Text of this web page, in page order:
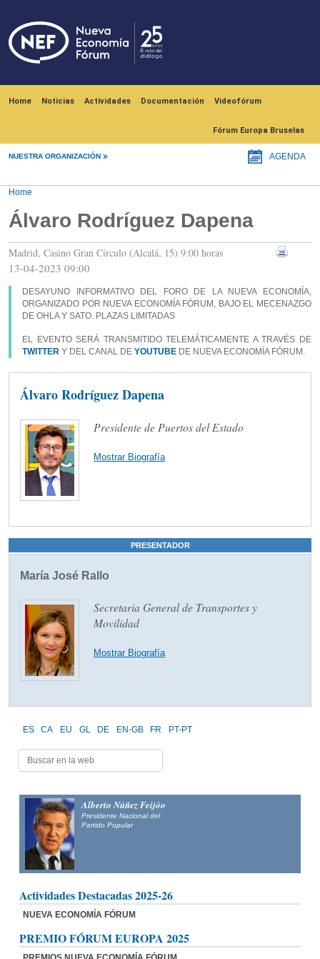
Home Noticias Actividades Documentación Videofórum
Fórum Europa Bruselas
NUESTRA ORGANIZACIÓN AGENDA
Home
Álvaro Rodríguez Dapena
Madrid, Casino Gran Círculo (Alcalá, 15) 9:00 horas
13-04-2023 09:00
DESAYUNO INFORMATIVO DEL FORO DE LA NUEVA ECONOMÍA,
ORGANIZADO POR NUEVA ECONOMÍA FÓRUM, BAJO EL MECENAZGO
DE OHLA Y SATO. PLAZAS LIMITADAS
EL EVENTO SERÁ TRANSMITIDO TELEMÁTICAMENTE A TRAVÉS DE
TWITTER Y DEL CANAL DE YOUTUBE DE NUEVA ECONOMÍA FÓRUM.
Álvaro Rodríguez Dapena
Presidente de Puertos del Estado
Mostrar Biografía
PRESENTADOR
María José Rallo
Secretaria General de Transportes y
Movilidad
Mostrar Biografía
ES CA EU GL DE EN-GB FR PT-PT
Alberto Núñez Feijóo
Presidente Nacional del
Partido Popular
Actividades Destacadas 2025-26
NUEVA ECONOMÍA FÓRUM
PREMIO FÓRUM EUROPA 2025